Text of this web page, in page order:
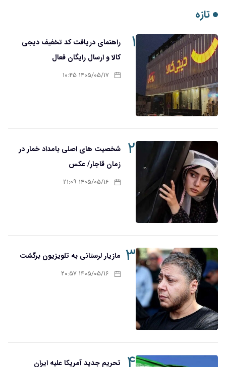
تازه
۱
راهنمای دریافت کد تخفیف دیجی
کالا و ارسال رایگان فعال
۱۴۰۵/۰۵/۱۷ ۱۰:۴۵
۲
شخصیت های اصلی بامداد خمار در
زمان قاجار/ عکس
۱۴۰۵/۰۵/۱۶ ۲۱:۰۹
۳ مازیار لرستانی به تلویزیون برگشت
۱۴۰۵/۰۵/۱۶ ۲۰:۵۷
تحریم‌ جدید آمریکا علیه ایران